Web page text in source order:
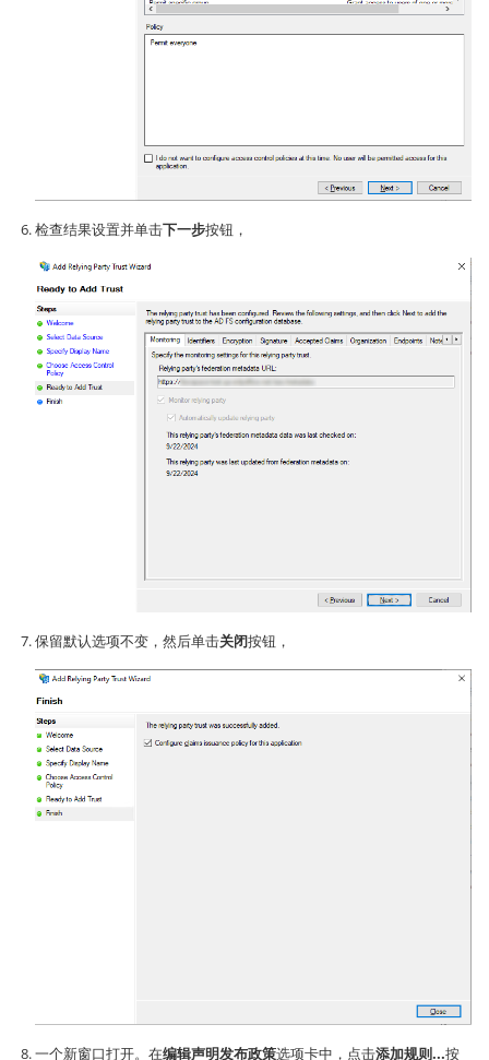
检查结果设置并单击下一步按钮，
保留默认选项不变，然后单击关闭按钮，
一个新窗口打开。在编辑声明发布政策选项卡中，点击添加规则...按